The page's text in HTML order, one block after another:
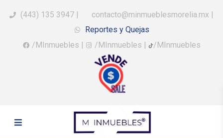
(443) 135 3947 | contacto@minmueblesmorelia.mx |
Reportes y Quejas
/MInmuebles | /MInmuebles | /MInmuebles